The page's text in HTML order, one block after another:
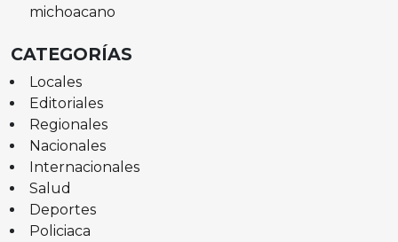
michoacano
CATEGORÍAS
Locales
Editoriales
Regionales
Nacionales
Internacionales
Salud
Deportes
Policiaca